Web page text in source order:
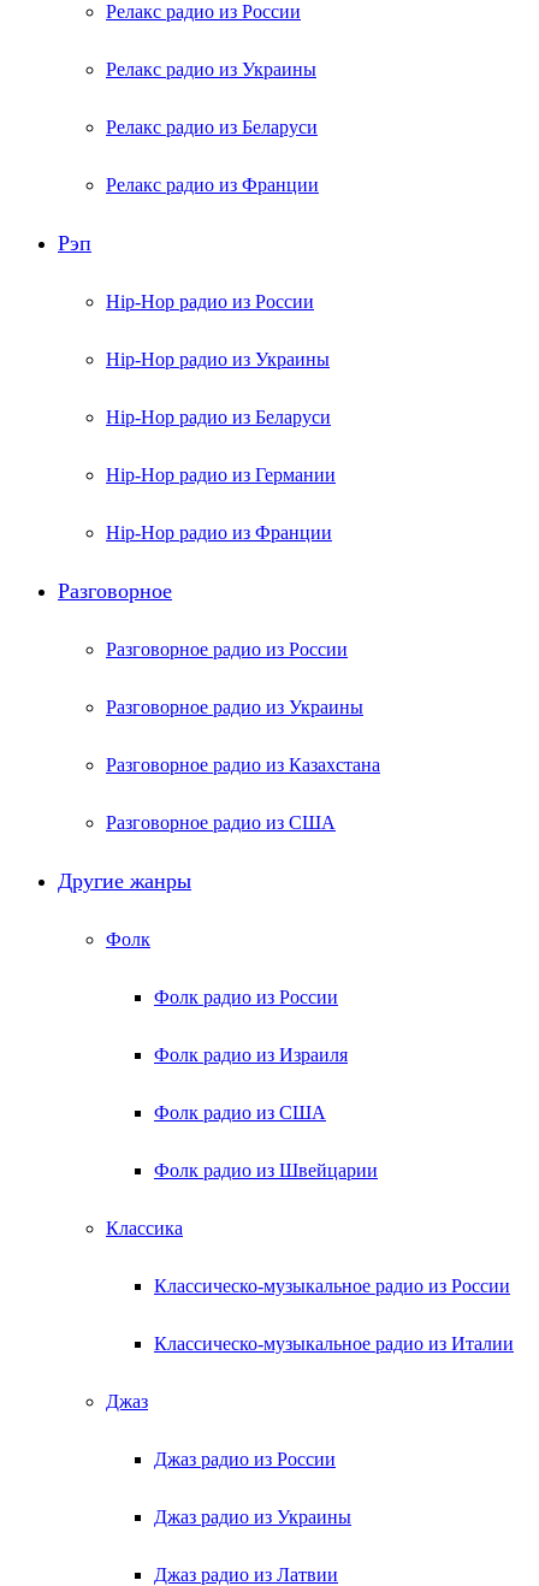
Релакс радио из России
Релакс радио из Украины
Релакс радио из Беларуси
Релакс радио из Франции
Рэп
Hip-Hop радио из России
Hip-Hop радио из Украины
Hip-Hop радио из Беларуси
Hip-Hop радио из Германии
Hip-Hop радио из Франции
Разговорное
Разговорное радио из России
Разговорное радио из Украины
Разговорное радио из Казахстана
Разговорное радио из США
Другие жанры
Фолк
Фолк радио из России
Фолк радио из Израиля
Фолк радио из США
Фолк радио из Швейцарии
Классика
Классическо-музыкальное радио из России
Классическо-музыкальное радио из Италии
Джаз
Джаз радио из России
Джаз радио из Украины
Джаз радио из Латвии